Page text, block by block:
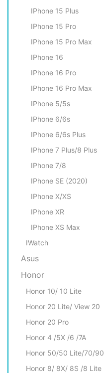
IPhone 15 Plus
IPhone 15 Pro
IPhone 15 Pro Max
IPhone 16
IPhone 16 Pro
IPhone 16 Pro Max
IPhone 5/5s
IPhone 6/6s
IPhone 6/6s Plus
IPhone 7 Plus/8 Plus
IPhone 7/8
IPhone SE (2020)
IPhone X/XS
IPhone XR
IPhone XS Max
IWatch
Asus
Honor
Honor 10/ 10 Lite
Honor 20 Lite/ View 20
Honor 20 Pro
Honor 4 /5X /6 /7A
Honor 50/50 Lite/70/90
Honor 8/ 8X/ 8S /8 Lite